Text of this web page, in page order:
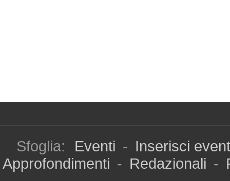
Sfoglia: Eventi - Inserisci
Approfondimenti - Redazionali -